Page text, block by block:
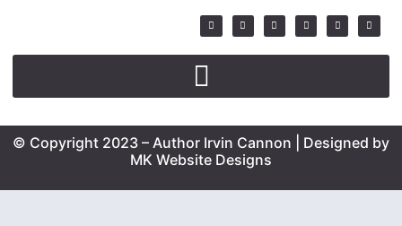
© Copyright 2023 – Author Irvin Cannon | Designed by
MK Website Designs